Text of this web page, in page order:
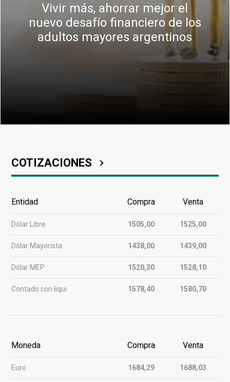
Vivir más, ahorrar mejor el
nuevo desafío financiero de los
adultos mayores argentinos
COTIZACIONES
Entidad Compra Venta
Dólar Libre 1505,00 1525,00
Dólar Mayorista 1438,00 1439,00
Dólar MEP 1520,30 1528,10
Contado con liqui 1578,40 1580,70
Moneda Compra Venta
Euro 1684,29 1688,03